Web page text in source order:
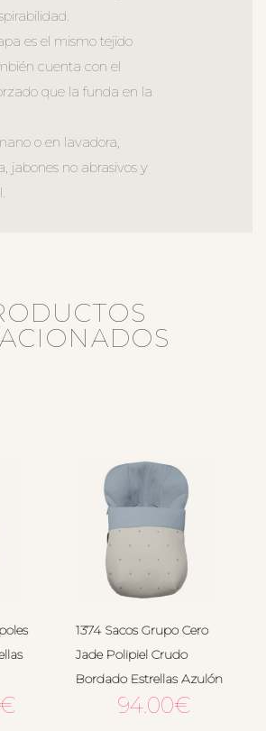
es el mismo tejido
cuenta con el
que la funda en la
o en lavadora,
jabones no abrasivos y
€
1374 Sacos Grupo Cero
Jade Polipiel Crudo
Bordado Estrellas Azulón
94.00€